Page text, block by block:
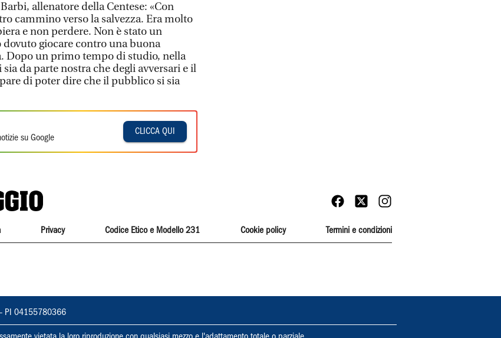
allenatore della Centese: «Con
cammino verso la salvezza. Era molto
e non perdere. Non è stato un
giocare contro una buona
Dopo un primo tempo di studio, nella
da parte nostra che degli avversari e il
di poter dire che il pubblico si sia
su Google
CLICCA QUI
Privacy Codice Etico e Modello 231 Cookie policy Termini e condizioni
– PI 04155780366